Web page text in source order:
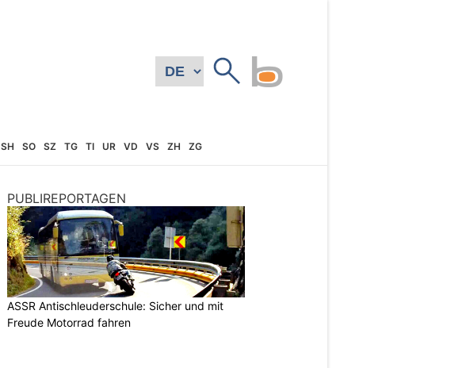
SH SO SZ TG TI UR VD VS ZH ZG
PUBLIREPORTAGEN
ASSR Antischleuderschule: Sicher und mit
Freude Motorrad fahren